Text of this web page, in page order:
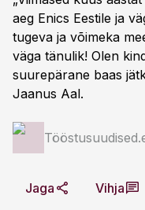
aeg Enics Eestile ja
tugeva ja võimeka
väga tänulik! Olen
suurepärane baas
Jaanus Aal.
Jaga Vihja